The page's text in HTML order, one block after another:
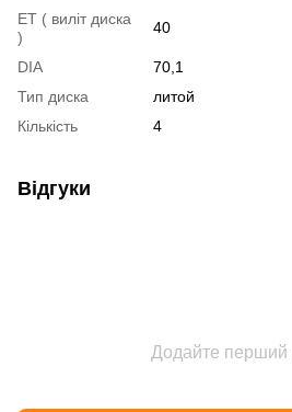
ET ( виліт диска
)
40
DIA
70,1
Тип диска
литой
Кількість
4
Відгуки
Додайте перший